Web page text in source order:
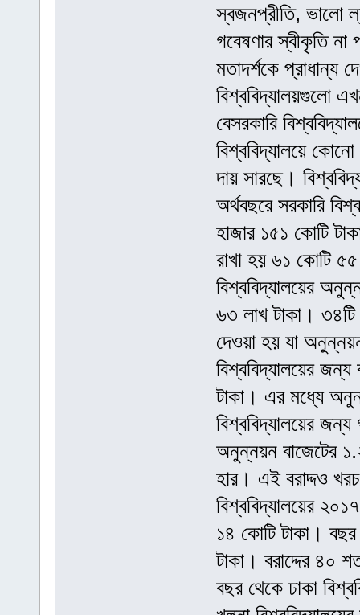
স্বজনপ্রীতি, ভালো
গবেষণার স্বীকৃতি না
মতাদর্শকে প্রাধান্য
বিশ্ববিদ্যালয়গুলো
বেসরকারি
বিশ্ববিদ্যালয়ে
দায় সারছে।
অর্থবছরে সরকারি
হাজার ১৫১ কোটি
রাখা হয় ৬১ কোটি
বিশ্ববিদ্যালয়ের
৬৩ লাখ টাকা। ৩৪টি
দেওয়া হয় যা
বিশ্ববিদ্যালয়ের
টাকা। এর মধ্যে
বিশ্ববিদ্যালয়ের
অনুন্নয়ন বাজেটের
হার। এই বরাদ্দও
বিশ্ববিদ্যালয়ের
১৪ কোটি টাকা। বছর
টাকা। বরাদ্দের ৪০
বছর থেকে ঢাকা